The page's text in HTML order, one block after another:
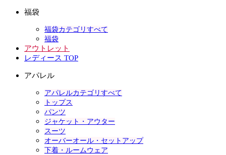
福袋
福袋カテゴリすべて
福袋
アウトレット
レディース TOP
アパレル
アパレルカテゴリすべて
トップス
パンツ
ジャケット・アウター
スーツ
オーバーオール・セットアップ
下着・ルームウェア